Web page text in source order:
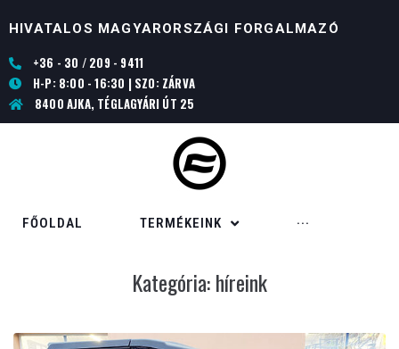
HIVATALOS MAGYARORSZÁGI FORGALMAZÓ
+36 - 30 / 209 - 9411
H-P: 8:00 - 16:30 | SZO: ZÁRVA
8400 AJKA, TÉGLAGYÁRI ÚT 25
FŐOLDAL TERMÉKEINK ···
Kategória:híreink